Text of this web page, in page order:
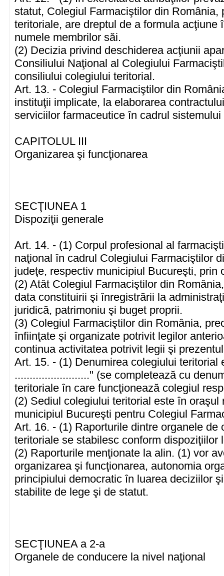
statut, Colegiul Farmaciştilor din România,
teritoriale, are dreptul de a formula
numele membrilor săi.
(2) Decizia privind deschiderea acţiunii
Consiliului Naţional al Colegiului
consiliului colegiului teritorial.
Art. 13. - Colegiul Farmaciştilor din
instituţii implicate, la elaborarea
serviciilor farmaceutice în cadrul
CAPITOLUL III
Organizarea şi funcţionarea
SECŢIUNEA 1
Dispoziţii generale
Art. 14. - (1) Corpul profesional al
naţional în cadrul Colegiului Farmaciştilor
judeţe, respectiv municipiul Bucureşti, prin
(2) Atât Colegiul Farmaciştilor din
data constituirii şi înregistrării la
juridică, patrimoniu şi buget proprii.
(3) Colegiul Farmaciştilor din România,
înfiinţate şi organizate potrivit legilor
continua activitatea potrivit legii şi
Art. 15. - (1) Denumirea colegiului
........................." (se completează cu
teritoriale în care funcţionează colegiul
(2) Sediul colegiului teritorial este în
municipiul Bucureşti pentru Colegiul
Art. 16. - (1) Raporturile dintre organele de
teritoriale se stabilesc conform dispoziţiilor
(2) Raporturile menţionate la alin. (1) vor
organizarea şi funcţionarea, autonomia
principiului democratic în luarea deciziilor
stabilite de lege şi de statut.
SECŢIUNEA a 2-a
Organele de conducere la nivel naţional